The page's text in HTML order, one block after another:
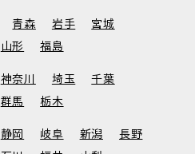
青森 岩手
宮城
山形 福島
神奈川 埼玉
千葉
群馬 栃木
静岡 岐阜 新潟
長野